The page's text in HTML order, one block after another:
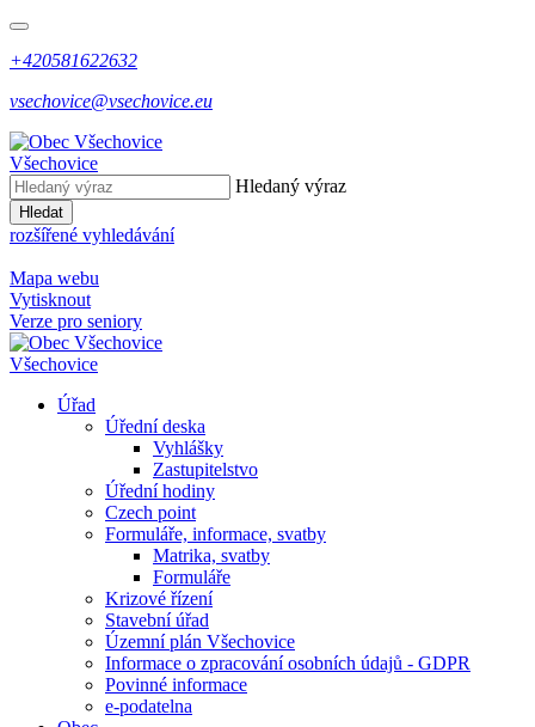
+420581622632
vsechovice@vsechovice.eu
Všechovice
Hledaný výraz
Hledat
rozšířené vyhledávání
Mapa webu
Vytisknout
Verze pro seniory
Všechovice
Úřad
Úřední deska
Vyhlášky
Zastupitelstvo
Úřední hodiny
Czech point
Formuláře, informace, svatby
Matrika, svatby
Formuláře
Krizové řízení
Stavební úřad
Územní plán Všechovice
Informace o zpracování osobních údajů - GDPR
Povinné informace
e-podatelna